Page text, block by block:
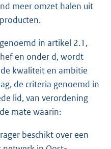
meer omzet halen uit
in artikel 2.1,
en onder d, wordt
kwaliteit en ambitie
de criteria genoemd in
lid, van verordening
mate waarin:
beschikt over een